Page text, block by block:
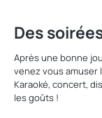
Des
Après une bonne
venez vous amuser
Karaoké, concert,
les goûts !